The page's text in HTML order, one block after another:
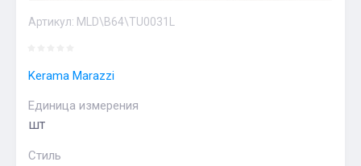
Артикул: MLD\B64\TU0031L
Kerama Marazzi
Единица измерения
шт
Стиль